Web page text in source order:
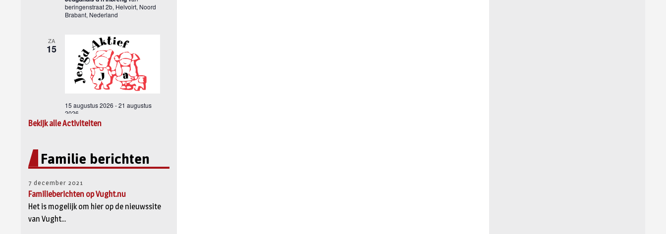
Bekijk alle Activiteiten
Familie berichten
7 december 2021
Familieberichten op Vught.nu
Het is mogelijk om hier op de nieuwssite
van Vught...